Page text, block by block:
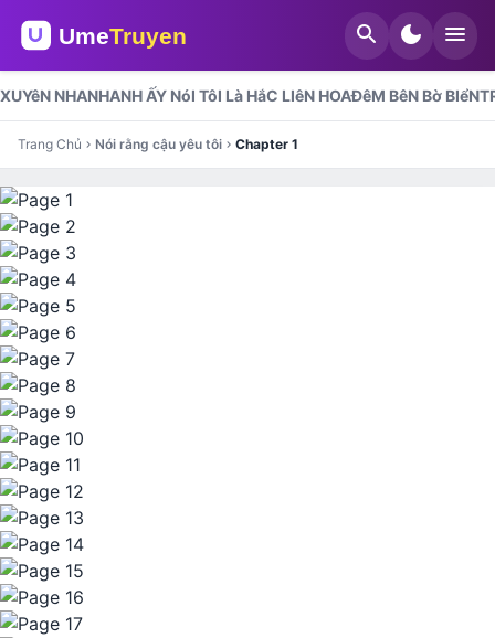
search dark_mode menu
XUYêN NHANHANH ẤY NóI TôI Là HắC LIêN HOAĐêM BêN Bờ BIểN
Trang Chủ chevron_right Nói rằng cậu yêu tôi chevron_right Chapter 1